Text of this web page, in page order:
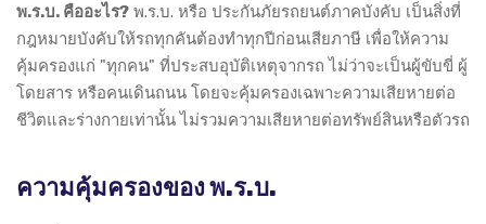
พ.ร.บ. คืออะไร? พ.ร.บ. หรือ ประกันภัยรถยนต์ภาคบังคับ เป็นสิ่งที่
กฎหมายบังคับให้รถทุกคันต้องทำทุกปีก่อนเสียภาษี เพื่อให้ความ
คุ้มครองแก่ "ทุกคน" ที่ประสบอุบัติเหตุจากรถ ไม่ว่าจะเป็นผู้ขับขี่ ผู้
โดยสาร หรือคนเดินถนน โดยจะคุ้มครองเฉพาะความเสียหายต่อ
ชีวิตและร่างกายเท่านั้น ไม่รวมความเสียหายต่อทรัพย์สินหรือตัวรถ
ความคุ้มครองของ พ.ร.บ.